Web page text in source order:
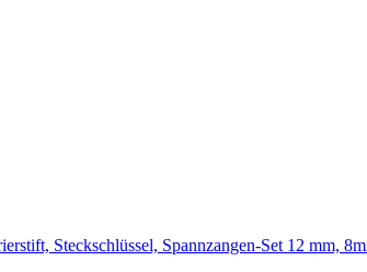
Steckschlüssel, Spannzangen-Set 12 mm,